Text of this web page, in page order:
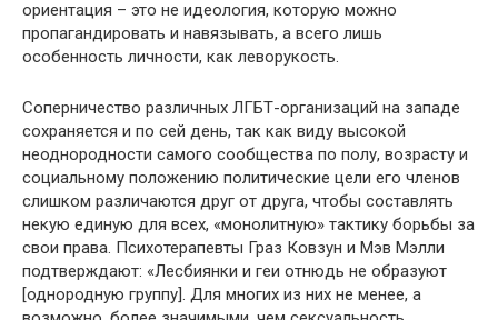
ориентация – это не идеология, которую можно
пропагандировать и навязывать, а всего лишь
особенность личности, как леворукость.
Соперничество различных ЛГБТ-организаций на западе
сохраняется и по сей день, так как виду высокой
неоднородности самого сообщества по полу, возрасту и
социальному положению политические цели его членов
слишком различаются друг от друга, чтобы составлять
некую единую для всех, «монолитную» тактику борьбы за
свои права. Психотерапевты Граз Ковзун и Мэв Мэлли
подтверждают: «Лесбиянки и геи отнюдь не образуют
[однородную группу]. Для многих из них не менее, а